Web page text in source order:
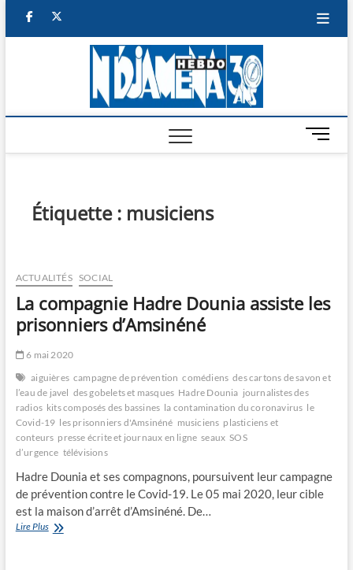
facebook
M
e
Étiquette : musiciens
ACTUALITÉS SOCIAL
La compagnie Hadre Dounia assiste les
prisonniers d’Amsinéné
6 mai 2020
aiguières campagne de prévention comédiens des cartons de savon et
l’eau de javel des gobelets et masques Hadre Dounia journalistes des
radios kits composés des bassines la contamination du coronavirus le
Covid-19 les prisonniers d'Amsinéné musiciens plasticiens et
conteurs presse écrite et journaux en ligne seaux SOS
d’urgence télévisions
Hadre Dounia et ses compagnons, poursuivent leur campagne
de prévention contre le Covid-19. Le 05 mai 2020, leur cible
est la maison d’arrêt d’Amsinéné. De…
Lire PlusLa